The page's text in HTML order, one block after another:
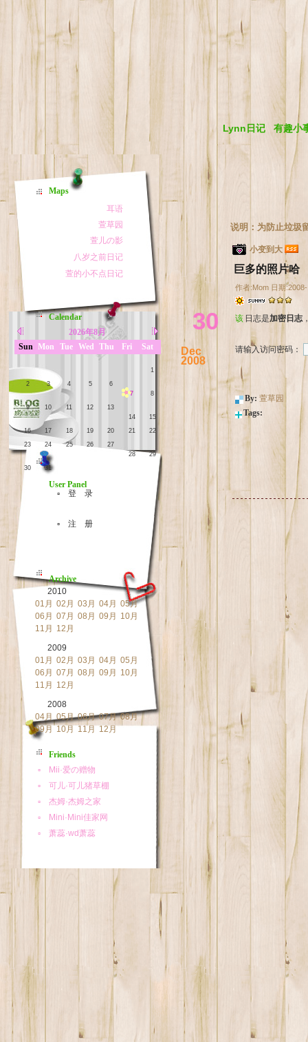
Lynn日记 有趣小
说明：为防止垃圾
小变到大
30
Dec
2008
巨多的照片哈
作者:Mom 日期
该日志是加密日志
请输入访问密码：
By: 萱草园
Tags:
Maps
Calendar
2026年8月
Sun Mon Tue Wed Thu Fri Sat
1
2
3 4 5
6
7
8
9
10 11 12
13
14
15
16
17 18 19 20 21
22
23
24 25 26
27
28
29
30
31
User Panel
▫ 登 录
▫ 注 册
Archive
2010
01月 02月 03月 04月 05月
06月 07月 08月 09月
10月
11月
12月
2009
01月 02月 03月 04月 05月
06月 07月 08月 09月
10月
11月
12月
2008
04月 05月 06月 07月 08月
09月
10月 11月 12月
Friends